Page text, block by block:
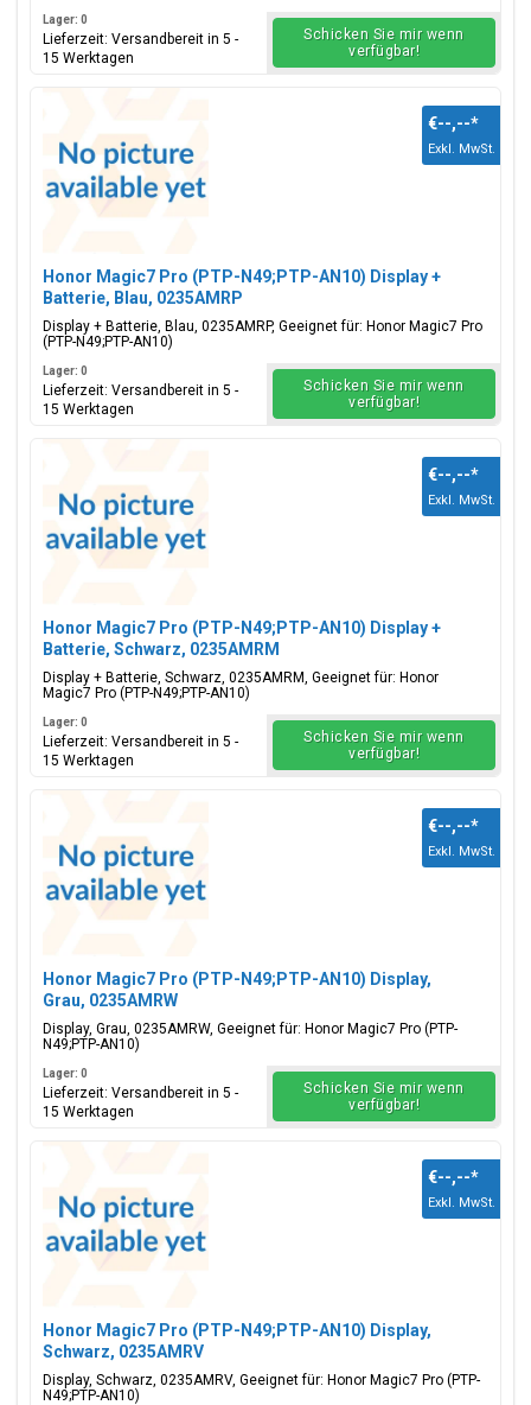
Lager: 0
Lieferzeit: Versandbereit in 5 -
15 Werktagen
Schicken Sie mir wenn
verfügbar!
Honor Magic7 Pro (PTP-N49;PTP-AN10) Display +
Batterie, Blau, 0235AMRP
Display + Batterie, Blau, 0235AMRP, Geeignet für: Honor Magic7 Pro
(PTP-N49;PTP-AN10)
€--,--*
Exkl. MwSt.
Lager: 0
Lieferzeit: Versandbereit in 5 -
15 Werktagen
Schicken Sie mir wenn
verfügbar!
Honor Magic7 Pro (PTP-N49;PTP-AN10) Display +
Batterie, Schwarz, 0235AMRM
Display + Batterie, Schwarz, 0235AMRM, Geeignet für: Honor
Magic7 Pro (PTP-N49;PTP-AN10)
€--,--*
Exkl. MwSt.
Lager: 0
Lieferzeit: Versandbereit in 5 -
15 Werktagen
Schicken Sie mir wenn
verfügbar!
Honor Magic7 Pro (PTP-N49;PTP-AN10) Display,
Grau, 0235AMRW
Display, Grau, 0235AMRW, Geeignet für: Honor Magic7 Pro (PTP-
N49;PTP-AN10)
€--,--*
Exkl. MwSt.
Lager: 0
Lieferzeit: Versandbereit in 5 -
15 Werktagen
Schicken Sie mir wenn
verfügbar!
Honor Magic7 Pro (PTP-N49;PTP-AN10) Display,
Schwarz, 0235AMRV
Display, Schwarz, 0235AMRV, Geeignet für: Honor Magic7 Pro (PTP-
N49;PTP-AN10)
€--,--*
Exkl. MwSt.